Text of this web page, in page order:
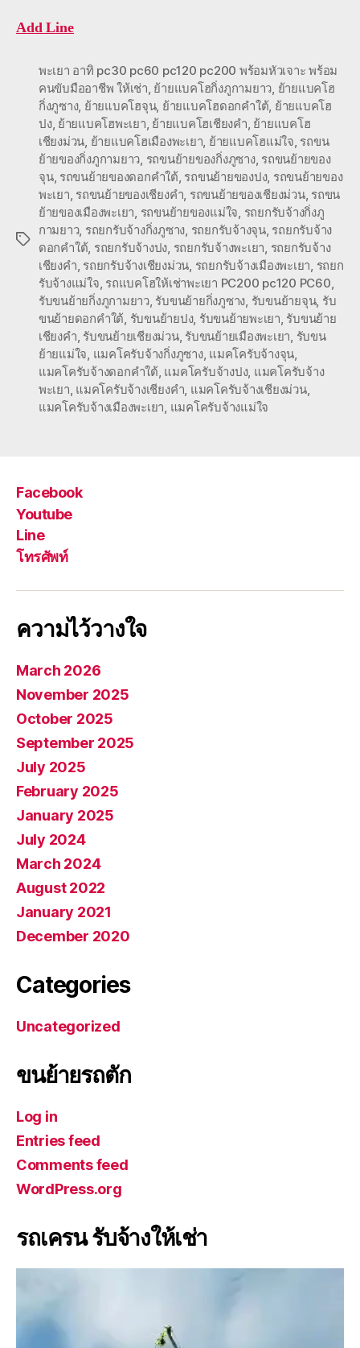
Add Line
Tags
พะเยา อาทิ pc30 pc60 pc120 pc200 พร้อมหัวเจาะ พร้อม
คนขับมืออาชีพ ให้เช่า, ย้ายแบคโฮกิ่งภูกามยาว, ย้ายแบคโฮ
กิ่งภูซาง, ย้ายแบคโฮจุน, ย้ายแบคโฮดอกคำใต้, ย้ายแบคโฮ
ปง, ย้ายแบคโฮพะเยา, ย้ายแบคโฮเชียงคำ, ย้ายแบคโฮ
เชียงม่วน, ย้ายแบคโฮเมืองพะเยา, ย้ายแบคโฮแม่ใจ, รถขน
ย้ายของกิ่งภูกามยาว, รถขนย้ายของกิ่งภูซาง, รถขนย้ายของ
จุน, รถขนย้ายของดอกคำใต้, รถขนย้ายของปง, รถขนย้ายของ
พะเยา, รถขนย้ายของเชียงคำ, รถขนย้ายของเชียงม่วน, รถขน
ย้ายของเมืองพะเยา, รถขนย้ายของแม่ใจ, รถยกรับจ้างกิ่งภู
กามยาว, รถยกรับจ้างกิ่งภูซาง, รถยกรับจ้างจุน, รถยกรับจ้าง
ดอกคำใต้, รถยกรับจ้างปง, รถยกรับจ้างพะเยา, รถยกรับจ้าง
เชียงคำ, รถยกรับจ้างเชียงม่วน, รถยกรับจ้างเมืองพะเยา, รถยก
รับจ้างแม่ใจ, รถแบคโฮให้เช่าพะเยา PC200 pc120 PC60,
รับขนย้ายกิ่งภูกามยาว, รับขนย้ายกิ่งภูซาง, รับขนย้ายจุน, รับ
ขนย้ายดอกคำใต้, รับขนย้ายปง, รับขนย้ายพะเยา, รับขนย้าย
เชียงคำ, รับขนย้ายเชียงม่วน, รับขนย้ายเมืองพะเยา, รับขน
ย้ายแม่ใจ, แมคโครับจ้างกิ่งภูซาง, แมคโครับจ้างจุน,
แมคโครับจ้างดอกคำใต้, แมคโครับจ้างปง, แมคโครับจ้าง
พะเยา, แมคโครับจ้างเชียงคำ, แมคโครับจ้างเชียงม่วน,
แมคโครับจ้างเมืองพะเยา, แมคโครับจ้างแม่ใจ
Facebook
Youtube
Line
โทรศัพท์
ความไว้วางใจ
March 2026
November 2025
October 2025
September 2025
July 2025
February 2025
January 2025
July 2024
March 2024
August 2022
January 2021
December 2020
Categories
Uncategorized
ขนย้ายรถตัก
Log in
Entries feed
Comments feed
WordPress.org
รถเครน รับจ้างให้เช่า